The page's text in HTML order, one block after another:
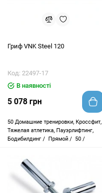
Гриф VNK Steel 120
Код: 22497-17
В наявності
5 078 грн
50 Домашние тренировки, Кроссфит,
Тяжелая атлетика, Пауэрлифтинг,
Бодибилдинг /
Прямой / 50 /